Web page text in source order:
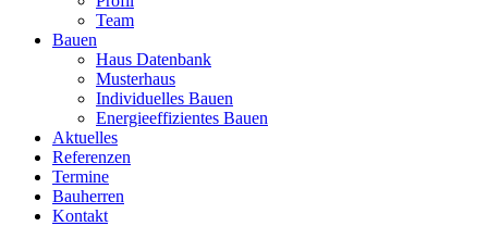
Team
Bauen
Haus Datenbank
Musterhaus
Individuelles Bauen
Energieeffizientes Bauen
Aktuelles
Referenzen
Termine
Bauherren
Kontakt